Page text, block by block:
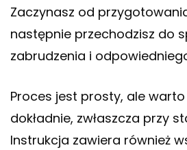
Zaczynasz od
następnie przechodzisz do
zabrudzenia i
Proces jest prosty, ale
dokładnie, zwłaszcza przy
Instrukcja zawiera również